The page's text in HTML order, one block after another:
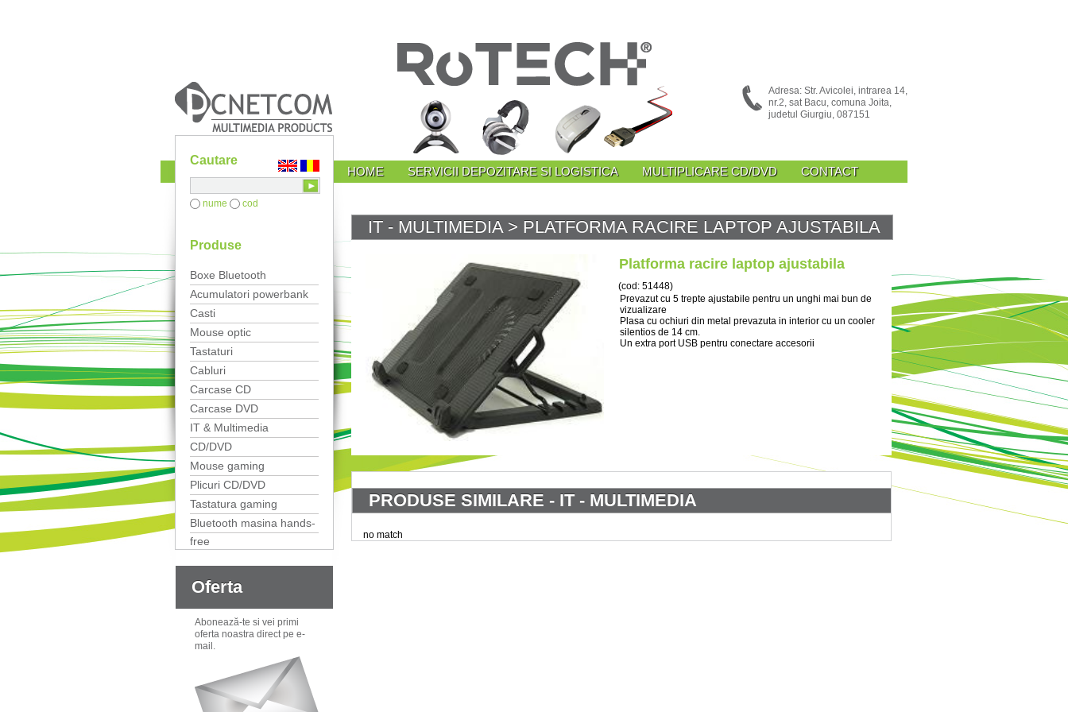
Adresa: Str. Avicolei, intrarea 14,
nr.2, sat Bacu, comuna Joita,
judetul Giurgiu, 087151
HOME SERVICII DEPOZITARE SI LOGISTICA MULTIPLICARE CD/DVD CONTACT
Cautare
nume cod
Produse
Boxe Bluetooth
Acumulatori powerbank
Casti
Mouse optic
Tastaturi
Cabluri
Carcase CD
Carcase DVD
IT & Multimedia
CD/DVD
Mouse gaming
Plicuri CD/DVD
Tastatura gaming
Bluetooth masina hands-
free
Oferta
Abonează-te si vei primi
oferta noastra direct pe e-
mail.
IT - MULTIMEDIA> PLATFORMA RACIRE LAPTOP AJUSTABILA
Platforma racire laptop ajustabila
(cod: 51448)
Prevazut cu 5 trepte ajustabile pentru un unghi mai bun de
vizualizare
Plasa cu ochiuri din metal prevazuta in interior cu un cooler
silentios de 14 cm.
Un extra port USB pentru conectare accesorii
PRODUSE SIMILARE - IT - MULTIMEDIA
no match